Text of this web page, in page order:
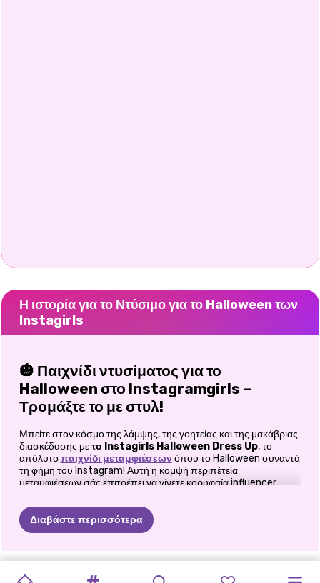
Η ιστορία για το Ντύσιμο για το Halloween των
Instagirls
🎃 Παιχνίδι ντυσίματος για το
Halloween στο Instagramgirls –
Τρομάξτε το με στυλ!
Μπείτε στον κόσμο της λάμψης, της γοητείας και της μακάβριας
διασκέδασης μετο Instagirls Halloween Dress Up, το
απόλυτοπαιχνίδι μεταμφιέσεων όπου το Halloween συναντά
τη φήμη του Instagram! Αυτή η κομψή περιπέτεια
μεταμφιέσεων σάς επιτρέπει να γίνετε κορυφαία influencer,
φωτίσουν τα feed όλων. Είτε σας αρέσει το τρομακτικό κομψό,
το μαγικό glam ή η απόκοσμη κομψότητα, αυτό το παιχνίδι σάς
επιτρέπει να αναδείξετε τη δημιουργικότητά σας και το στυλ σας
👻 Γίνε ο απόλυτος influencer για το
Διαβάστε περισσότερα
POP
HALLOWEEN SCARY
SISTERS PRINCESSES ΤΟ